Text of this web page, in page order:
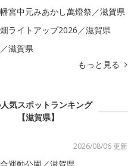
宮中元みあかし萬燈祭／滋賀県
ライトアップ2026／滋賀県
滋賀県
もっと見る
気スポットランキング
【滋賀県】
2026/08/06 更新